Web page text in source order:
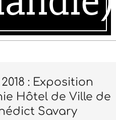
: Exposition
Hôtel de Ville de
Savary